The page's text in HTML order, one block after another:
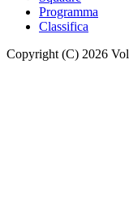
Programma
Classifica
Copyright (C) 2026